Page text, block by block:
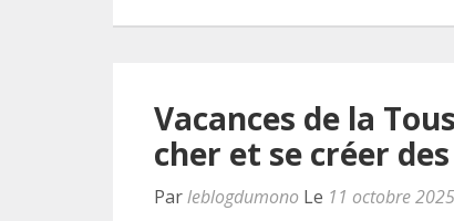
Vacances de la
cher et se créer
Parleblogdumono Le 11 octobre 2025